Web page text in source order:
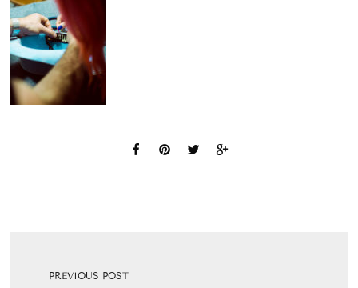
PREVIOUS POST